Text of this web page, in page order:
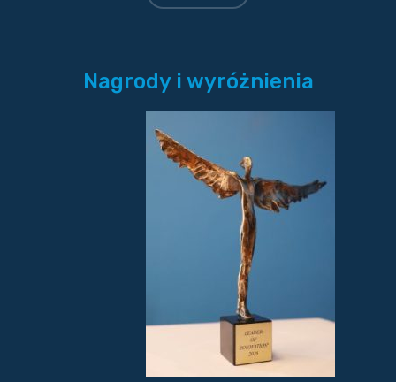
Nagrody i wyróżnienia